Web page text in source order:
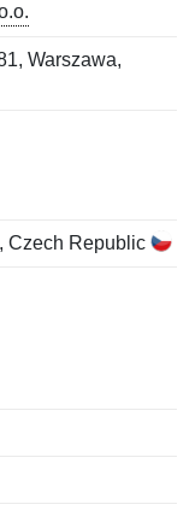
Warszawa,
Czech Republic